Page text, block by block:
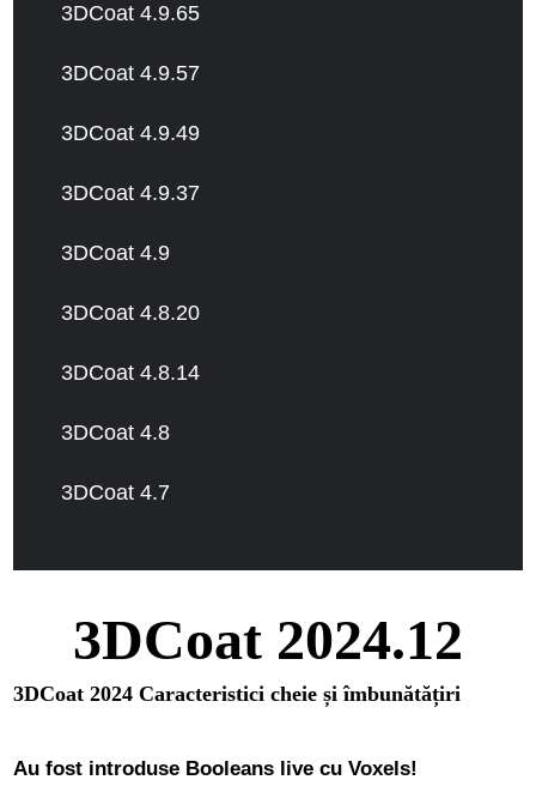
3DCoat 4.9.65
3DCoat 4.9.57
3DCoat 4.9.49
3DCoat 4.9.37
3DCoat 4.9
3DCoat 4.8.20
3DCoat 4.8.14
3DCoat 4.8
3DCoat 4.7
3DCoat 2024.12
3DCoat 2024 Caracteristici cheie și îmbunătățiri
Au fost introduse Booleans live cu Voxels!